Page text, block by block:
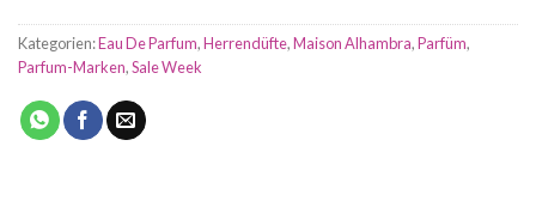
Kategorien:Eau De Parfum,Herrendüfte,Maison Alhambra,Parfüm,
Parfum-Marken,Sale Week